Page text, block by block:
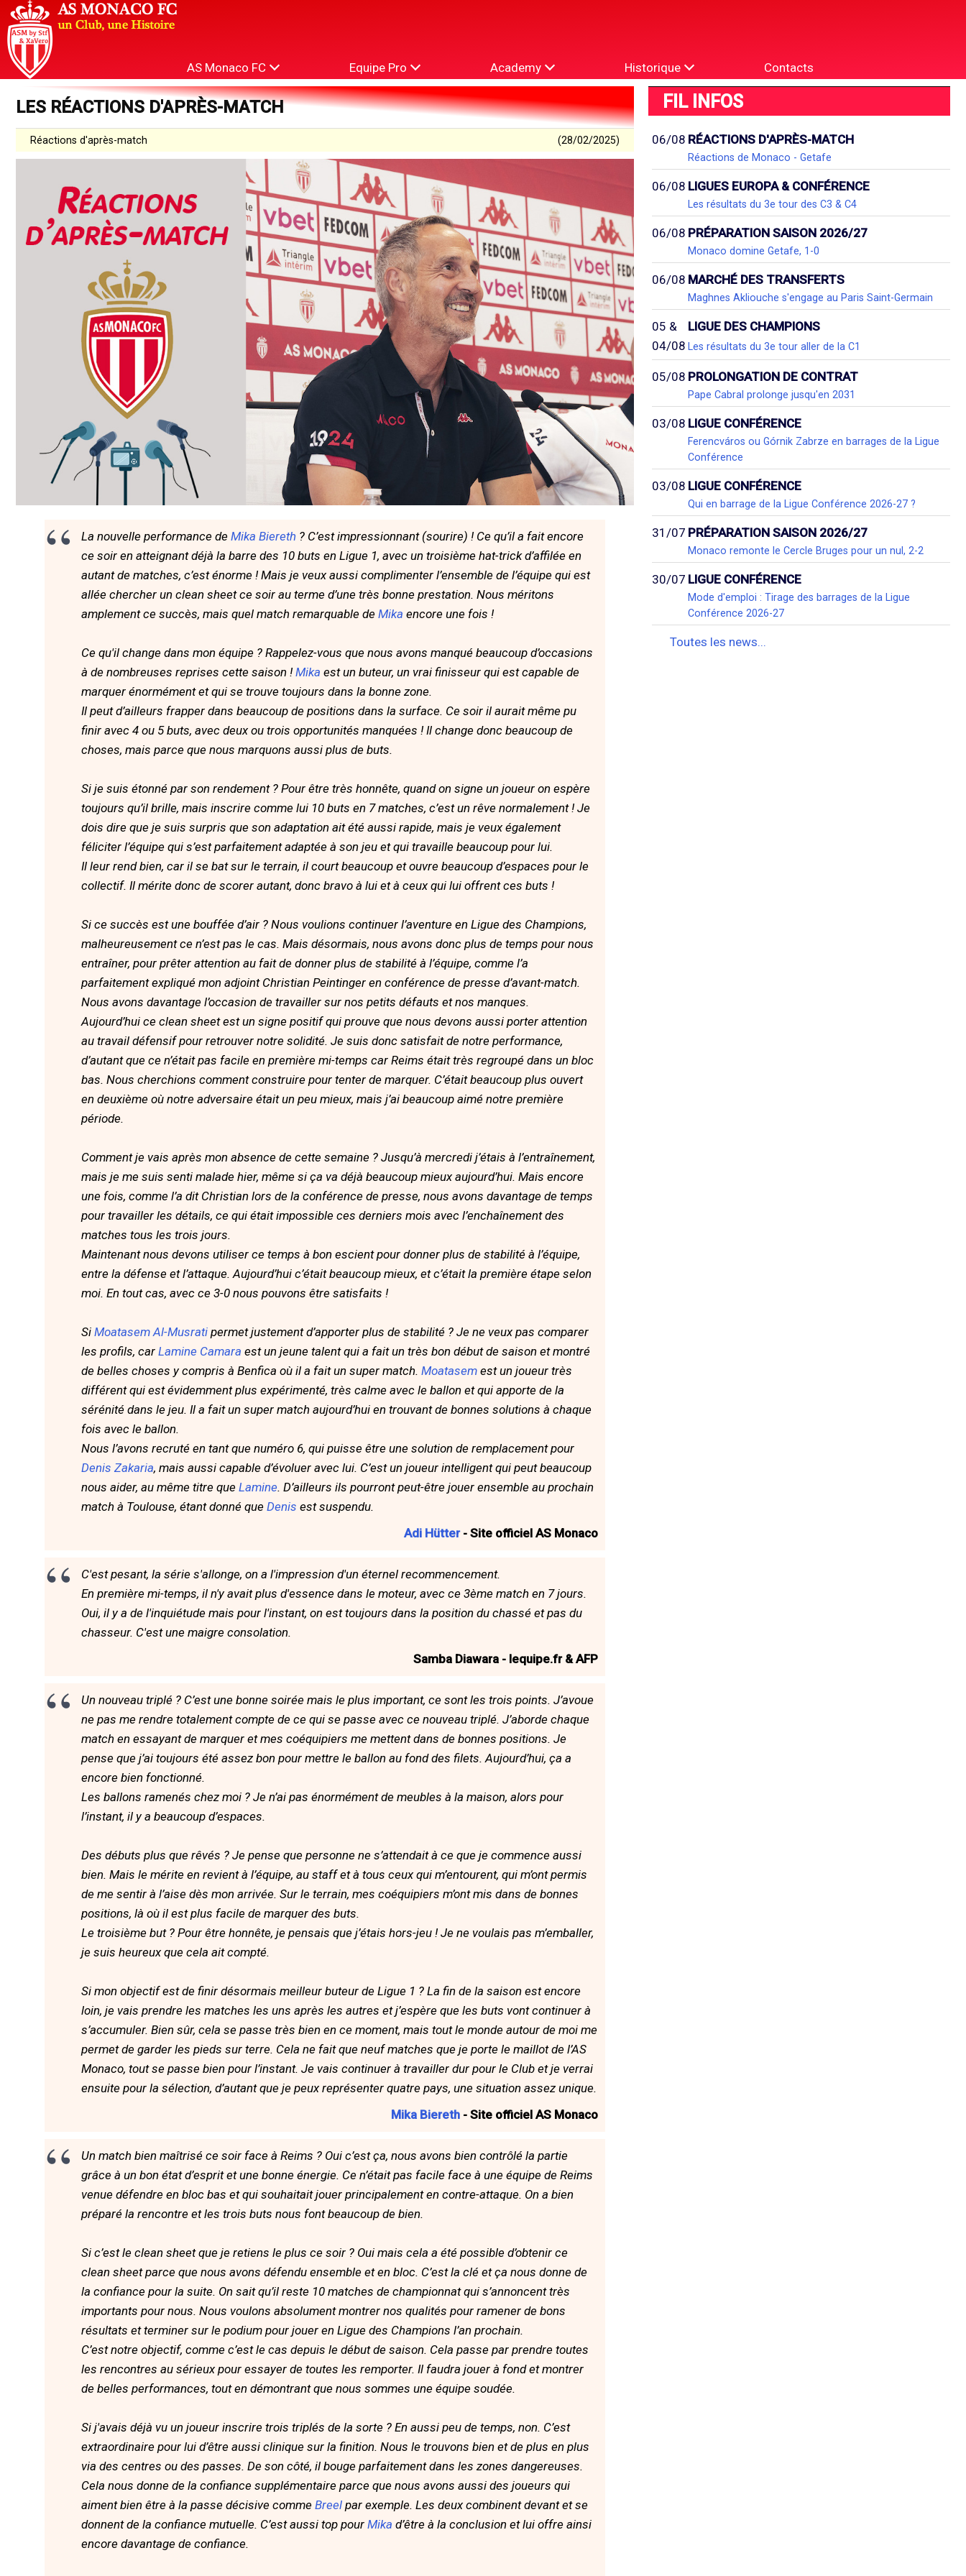
AS Monaco FC Equipe Pro Academy Historique Contacts
LES RÉACTIONS D'APRÈS-MATCH
Réactions d'après-match (28/02/2025)
La nouvelle performance de Mika Biereth ? C’est impressionnant (sourire) ! Ce qu’il a fait encore
ce soir en atteignant déjà la barre des 10 buts en Ligue 1, avec un troisième hat-trick d’affilée en
autant de matches, c’est énorme ! Mais je veux aussi complimenter l’ensemble de l’équipe qui est
allée chercher un clean sheet ce soir au terme d’une très bonne prestation. Nous méritons
amplement ce succès, mais quel match remarquable de Mika encore une fois !
Ce qu'il change dans mon équipe ? Rappelez-vous que nous avons manqué beaucoup d’occasions
à de nombreuses reprises cette saison ! Mika est un buteur, un vrai finisseur qui est capable de
marquer énormément et qui se trouve toujours dans la bonne zone.
Il peut d’ailleurs frapper dans beaucoup de positions dans la surface. Ce soir il aurait même pu
finir avec 4 ou 5 buts, avec deux ou trois opportunités manquées ! Il change donc beaucoup de
choses, mais parce que nous marquons aussi plus de buts.
Si je suis étonné par son rendement ? Pour être très honnête, quand on signe un joueur on espère
toujours qu’il brille, mais inscrire comme lui 10 buts en 7 matches, c’est un rêve normalement ! Je
dois dire que je suis surpris que son adaptation ait été aussi rapide, mais je veux également
féliciter l’équipe qui s’est parfaitement adaptée à son jeu et qui travaille beaucoup pour lui.
Il leur rend bien, car il se bat sur le terrain, il court beaucoup et ouvre beaucoup d’espaces pour le
collectif. Il mérite donc de scorer autant, donc bravo à lui et à ceux qui lui offrent ces buts !
Si ce succès est une bouffée d’air ? Nous voulions continuer l’aventure en Ligue des Champions,
malheureusement ce n’est pas le cas. Mais désormais, nous avons donc plus de temps pour nous
entraîner, pour prêter attention au fait de donner plus de stabilité à l’équipe, comme l’a
parfaitement expliqué mon adjoint Christian Peintinger en conférence de presse d’avant-match.
Nous avons davantage l’occasion de travailler sur nos petits défauts et nos manques.
Aujourd’hui ce clean sheet est un signe positif qui prouve que nous devons aussi porter attention
au travail défensif pour retrouver notre solidité. Je suis donc satisfait de notre performance,
d’autant que ce n’était pas facile en première mi-temps car Reims était très regroupé dans un bloc
bas. Nous cherchions comment construire pour tenter de marquer. C’était beaucoup plus ouvert
en deuxième où notre adversaire était un peu mieux, mais j’ai beaucoup aimé notre première
période.
Comment je vais après mon absence de cette semaine ? Jusqu’à mercredi j’étais à l’entraînement,
mais je me suis senti malade hier, même si ça va déjà beaucoup mieux aujourd’hui. Mais encore
une fois, comme l’a dit Christian lors de la conférence de presse, nous avons davantage de temps
pour travailler les détails, ce qui était impossible ces derniers mois avec l’enchaînement des
matches tous les trois jours.
Maintenant nous devons utiliser ce temps à bon escient pour donner plus de stabilité à l’équipe,
entre la défense et l’attaque. Aujourd’hui c’était beaucoup mieux, et c’était la première étape selon
moi. En tout cas, avec ce 3-0 nous pouvons être satisfaits !
Si Moatasem Al-Musrati permet justement d’apporter plus de stabilité ? Je ne veux pas comparer
les profils, car Lamine Camara est un jeune talent qui a fait un très bon début de saison et montré
de belles choses y compris à Benfica où il a fait un super match. Moatasem est un joueur très
différent qui est évidemment plus expérimenté, très calme avec le ballon et qui apporte de la
sérénité dans le jeu. Il a fait un super match aujourd’hui en trouvant de bonnes solutions à chaque
fois avec le ballon.
Nous l’avons recruté en tant que numéro 6, qui puisse être une solution de remplacement pour
Denis Zakaria, mais aussi capable d’évoluer avec lui. C’est un joueur intelligent qui peut beaucoup
nous aider, au même titre que Lamine. D’ailleurs ils pourront peut-être jouer ensemble au prochain
match à Toulouse, étant donné que Denis est suspendu.
Adi Hütter- Site officiel AS Monaco
C'est pesant, la série s'allonge, on a l'impression d'un éternel recommencement.
En première mi-temps, il n'y avait plus d'essence dans le moteur, avec ce 3ème match en 7 jours.
Oui, il y a de l'inquiétude mais pour l'instant, on est toujours dans la position du chassé et pas du
chasseur. C'est une maigre consolation.
Samba Diawara - lequipe.fr & AFP
Un nouveau triplé ? C’est une bonne soirée mais le plus important, ce sont les trois points. J’avoue
ne pas me rendre totalement compte de ce qui se passe avec ce nouveau triplé. J’aborde chaque
match en essayant de marquer et mes coéquipiers me mettent dans de bonnes positions. Je
pense que j’ai toujours été assez bon pour mettre le ballon au fond des filets. Aujourd’hui, ça a
encore bien fonctionné.
Les ballons ramenés chez moi ? Je n’ai pas énormément de meubles à la maison, alors pour
l’instant, il y a beaucoup d’espaces.
Des débuts plus que rêvés ? Je pense que personne ne s’attendait à ce que je commence aussi
bien. Mais le mérite en revient à l’équipe, au staff et à tous ceux qui m’entourent, qui m’ont permis
de me sentir à l’aise dès mon arrivée. Sur le terrain, mes coéquipiers m’ont mis dans de bonnes
positions, là où il est plus facile de marquer des buts.
Le troisième but ? Pour être honnête, je pensais que j’étais hors-jeu ! Je ne voulais pas m’emballer,
je suis heureux que cela ait compté.
Si mon objectif est de finir désormais meilleur buteur de Ligue 1 ? La fin de la saison est encore
loin, je vais prendre les matches les uns après les autres et j’espère que les buts vont continuer à
s’accumuler. Bien sûr, cela se passe très bien en ce moment, mais tout le monde autour de moi me
permet de garder les pieds sur terre. Cela ne fait que neuf matches que je porte le maillot de l’AS
Monaco, tout se passe bien pour l’instant. Je vais continuer à travailler dur pour le Club et je verrai
ensuite pour la sélection, d’autant que je peux représenter quatre pays, une situation assez unique.
Mika Biereth- Site officiel AS Monaco
Un match bien maîtrisé ce soir face à Reims ? Oui c’est ça, nous avons bien contrôlé la partie
grâce à un bon état d’esprit et une bonne énergie. Ce n’était pas facile face à une équipe de Reims
venue défendre en bloc bas et qui souhaitait jouer principalement en contre-attaque. On a bien
préparé la rencontre et les trois buts nous font beaucoup de bien.
Si c’est le clean sheet que je retiens le plus ce soir ? Oui mais cela a été possible d’obtenir ce
clean sheet parce que nous avons défendu ensemble et en bloc. C’est la clé et ça nous donne de
la confiance pour la suite. On sait qu’il reste 10 matches de championnat qui s’annoncent très
importants pour nous. Nous voulons absolument montrer nos qualités pour ramener de bons
résultats et terminer sur le podium pour jouer en Ligue des Champions l’an prochain.
C’est notre objectif, comme c’est le cas depuis le début de saison. Cela passe par prendre toutes
les rencontres au sérieux pour essayer de toutes les remporter. Il faudra jouer à fond et montrer
de belles performances, tout en démontrant que nous sommes une équipe soudée.
Si j'avais déjà vu un joueur inscrire trois triplés de la sorte ? En aussi peu de temps, non. C’est
extraordinaire pour lui d’être aussi clinique sur la finition. Nous le trouvons bien et de plus en plus
via des centres ou des passes. De son côté, il bouge parfaitement dans les zones dangereuses.
Cela nous donne de la confiance supplémentaire parce que nous avons aussi des joueurs qui
aiment bien être à la passe décisive comme Breel par exemple. Les deux combinent devant et se
donnent de la confiance mutuelle. C’est aussi top pour Mika d’être à la conclusion et lui offre ainsi
encore davantage de confiance.
FIL INFOS
06/08 RÉACTIONS D'APRÈS-MATCH
Réactions de Monaco - Getafe
06/08 LIGUES EUROPA & CONFÉRENCE
Les résultats du 3e tour des C3 & C4
06/08 PRÉPARATION SAISON 2026/27
Monaco domine Getafe, 1-0
06/08 MARCHÉ DES TRANSFERTS
Maghnes Akliouche s'engage au Paris Saint-Germain
05 &
04/08
LIGUE DES CHAMPIONS
Les résultats du 3e tour aller de la C1
05/08 PROLONGATION DE CONTRAT
Pape Cabral prolonge jusqu'en 2031
03/08 LIGUE CONFÉRENCE
Ferencváros ou Górnik Zabrze en barrages de la Ligue
Conférence
03/08 LIGUE CONFÉRENCE
Qui en barrage de la Ligue Conférence 2026-27 ?
31/07 PRÉPARATION SAISON 2026/27
Monaco remonte le Cercle Bruges pour un nul, 2-2
30/07 LIGUE CONFÉRENCE
Mode d'emploi : Tirage des barrages de la Ligue
Conférence 2026-27
Toutes les news...